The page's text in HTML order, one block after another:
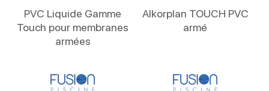
PVC Liquide Gamme
Touch pour membranes
armées
Alkorplan TOUCH PVC
armé